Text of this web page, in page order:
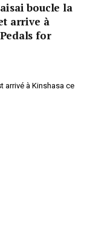
boucle la
arrive à
for
arrivé à Kinshasa ce